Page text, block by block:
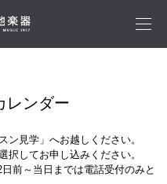
レンダー
ン見学」へお越しください。
択してお申し込みください。
前～当日までは電話受付のみと